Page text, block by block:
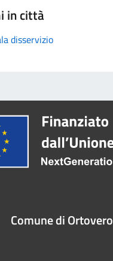
in città
disservizio
Comune di Ortovero